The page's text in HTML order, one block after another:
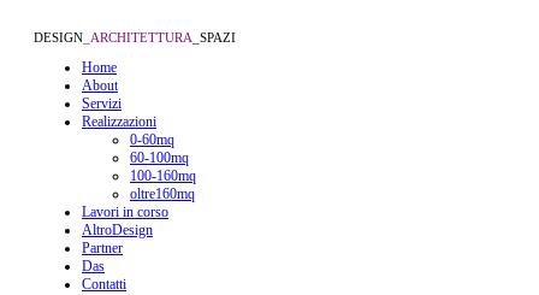
DESIGN _ARCHITETTURA _SPAZI
Home
About
Servizi
Realizzazioni
0-60mq
60-100mq
100-160mq
oltre160mq
Lavori in corso
AltroDesign
Partner
Das
Contatti